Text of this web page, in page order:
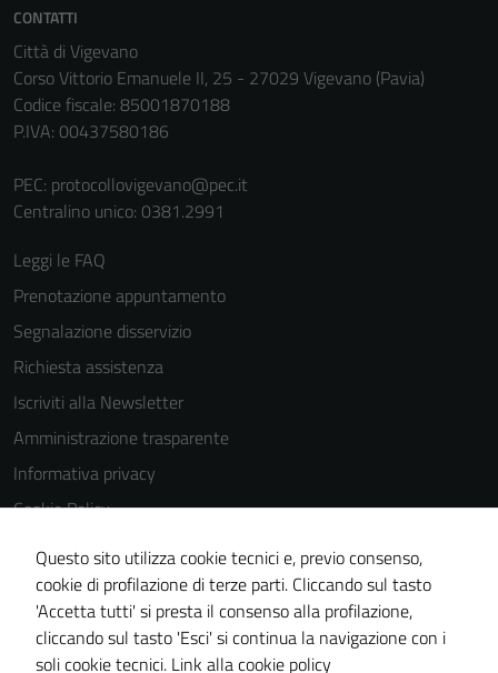
CONTATTI
Città di Vigevano
Corso Vittorio Emanuele II, 25 - 27029 Vigevano (Pavia)
Codice fiscale: 85001870188
P.IVA: 00437580186
PEC: protocollovigevano@pec.it
Centralino unico: 0381.2991
Leggi le FAQ
Prenotazione appuntamento
Segnalazione disservizio
Richiesta assistenza
Iscriviti alla Newsletter
Amministrazione trasparente
Informativa privacy
Cookie Policy
Media policy
Note legali
Dichiarazione di accessibilità
Piano di miglioramento del sito
Questo sito utilizza cookie tecnici e, previo consenso,
cookie di profilazione di terze parti. Cliccando sul tasto
'Accetta tutti' si presta il consenso alla profilazione,
cliccando sul tasto 'Esci' si continua la navigazione con i
soli cookie tecnici. Link alla cookie policy
non raccolgono